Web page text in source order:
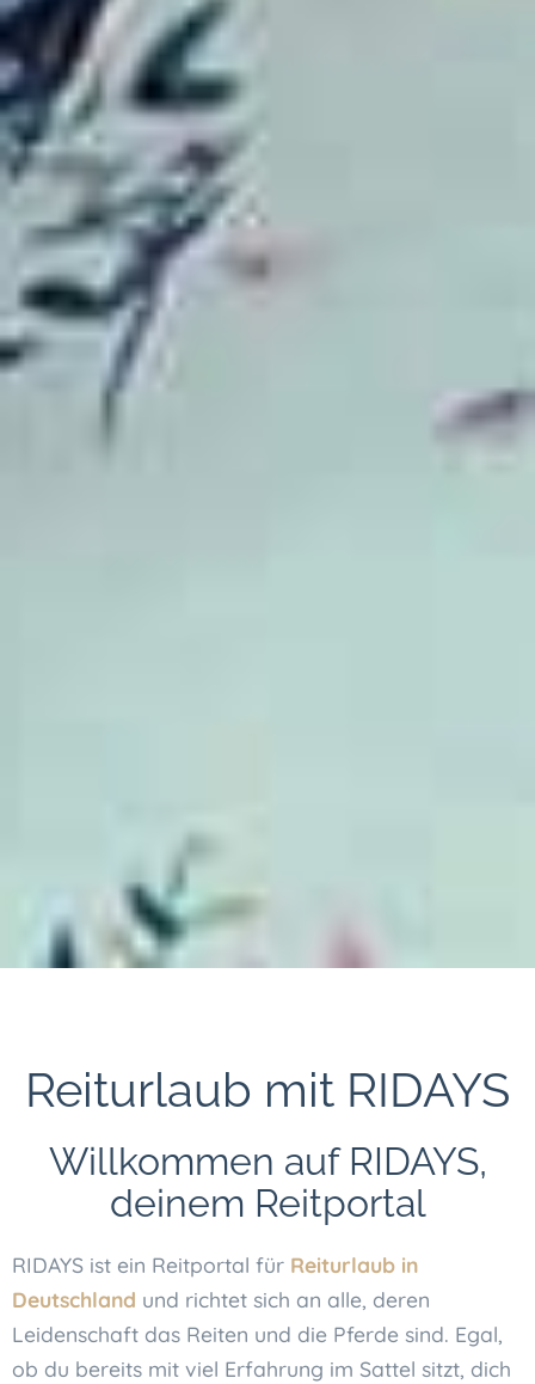
Reiturlaub
FINDE DEINEN SCHÖNSTEN
REITURLAUB
Reiturlaub mit RIDAYS
Willkommen auf RIDAYS,
deinem Reitportal
RIDAYS ist ein Reitportal für Reiturlaub in
Deutschland und richtet sich an alle, deren
Leidenschaft das Reiten und die Pferde sind. Egal,
ob du bereits mit viel Erfahrung im Sattel sitzt, dich